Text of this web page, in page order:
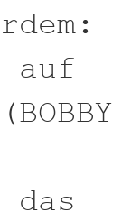
auf